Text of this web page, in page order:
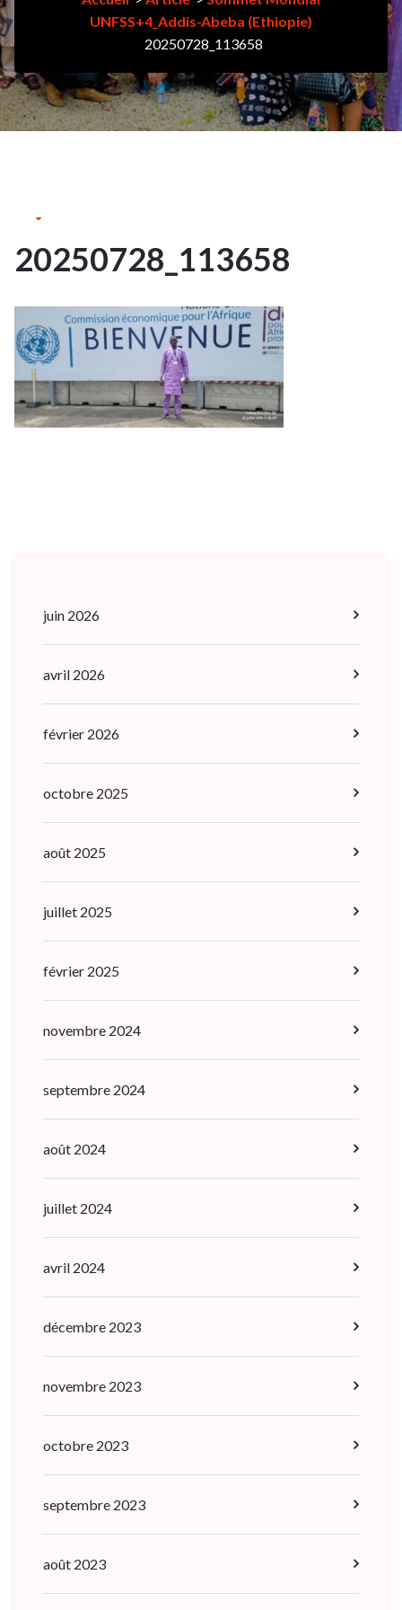
UNFSS+4_Addis-Abeba (Ethiopie)
20250728_113658
4
AOÛT
2025
20250728_113658
juin 2026
avril 2026
février 2026
octobre 2025
août 2025
juillet 2025
février 2025
novembre 2024
septembre 2024
août 2024
juillet 2024
avril 2024
décembre 2023
novembre 2023
octobre 2023
septembre 2023
août 2023